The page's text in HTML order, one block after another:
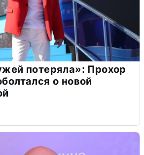
потеряла»: Прохор
о новой